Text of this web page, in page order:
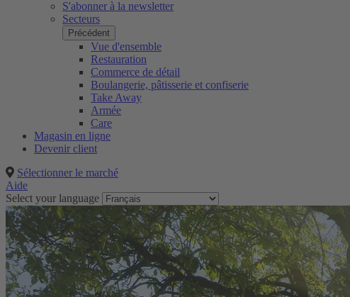
S'abonner à la newsletter
Secteurs
Précédent
Vue d'ensemble
Restauration
Commerce de détail
Boulangerie, pâtisserie et confiserie
Take Away
Armée
Care
Magasin en ligne
Devenir client
Sélectionner le marché
Aide
Select your language